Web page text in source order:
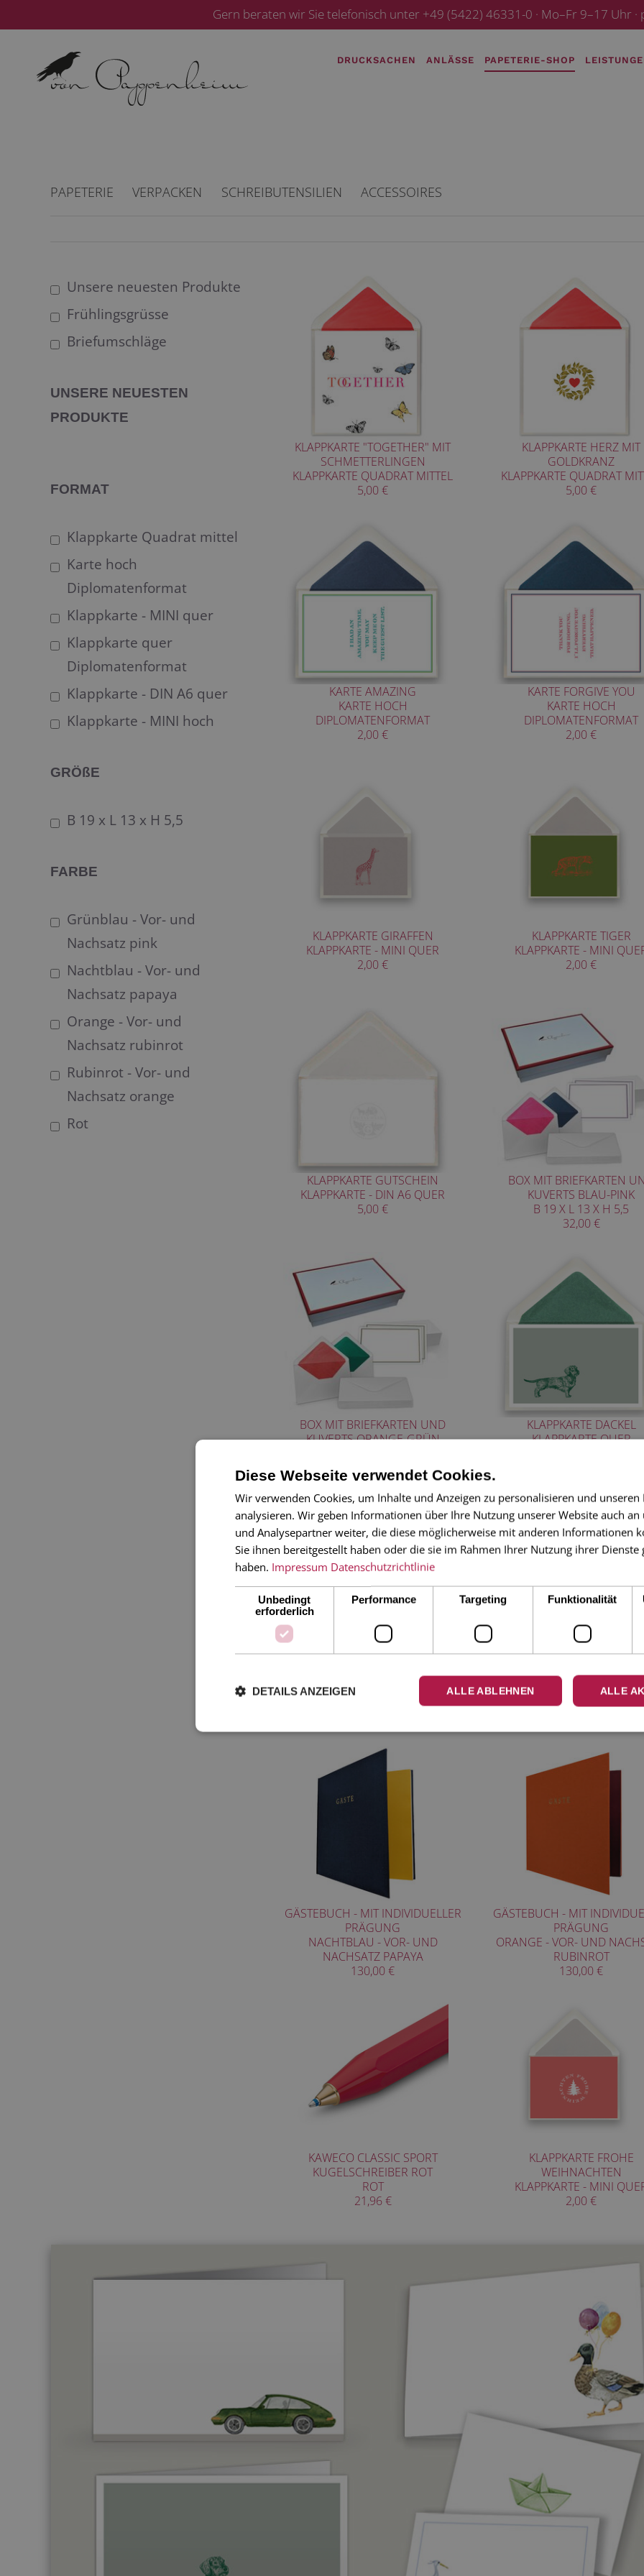
Inhalt
Gern beraten wir Sie telefonisch unter +49 (5422) 46331-0 · Mo–Fr 9–17 Uhr
DRUCKSACHEN ANLÄSSE PAPETERIE-SHOP
PAPETERIE VERPACKEN SCHREIBUTENSILIEN ACCESSOIRES
Unsere neuesten Produkte
Frühlingsgrüsse
Briefumschläge
UNSERE NEUESTEN
PRODUKTE
FORMAT
Klappkarte Quadrat mittel
Karte hoch
Diplomatenformat
Klappkarte - MINI quer
Klappkarte quer
Diplomatenformat
Klappkarte - DIN A6 quer
Klappkarte - MINI hoch
GRÖßE
B 19 x L 13 x H 5,5
FARBE
Grünblau - Vor- und
Nachsatz pink
Nachtblau - Vor- und
Nachsatz papaya
Orange - Vor- und
Nachsatz rubinrot
Rubinrot - Vor- und
Nachsatz orange
Rot
KLAPPKARTE "TOGETHER" MIT
SCHMETTERLINGEN
KLAPPKARTE QUADRAT MITTEL
5,00 €
KLAPPKARTE HERZ MIT
GOLDKRANZ
KLAPPKARTE QUADRAT
5,00 €
KARTE AMAZING
KARTE HOCH
DIPLOMATENFORMAT
2,00 €
KARTE FORGIVE YOU
KARTE HOCH
DIPLOMATENFORMAT
2,00 €
KLAPPKARTE GIRAFFEN
KLAPPKARTE - MINI QUER
2,00 €
KLAPPKARTE TIGER
KLAPPKARTE - MINI
2,00 €
KLAPPKARTE GUTSCHEIN
KLAPPKARTE - DIN A6 QUER
5,00 €
BOX MIT BRIEFKARTEN
KUVERTS BLAU-PINK
B 19 X L 13 X H 5,5
32,00 €
BOX MIT BRIEFKARTEN UND
KUVERTS ORANGE-GRÜN
KLAPPKARTE DACKEL
KLAPPKARTE QUER
KLAPPKARTE QUER
DIPLOMATENFORMAT
KLAPPKARTE QUER
DIPLOMATENFORMAT
3,00 €
GÄSTEBUCH - MIT INDIVIDUELLER
PRÄGUNG
NACHTBLAU - VOR- UND
NACHSATZ PAPAYA
130,00 €
GÄSTEBUCH - MIT
PRÄGUNG
ORANGE - VOR- UND
RUBINROT
130,00 €
KAWECO CLASSIC SPORT
KUGELSCHREIBER ROT
ROT
21,96 €
KLAPPKARTE FROHE
WEIHNACHTEN
KLAPPKARTE - MINI
2,00 €
Diese Webseite verwendet Cookies.
Wir verwenden Cookies, um Inhalte und Anzeigen zu personalisieren und unseren
analysieren. Wir geben Informationen über Ihre Nutzung unserer Website auch an
und Analysepartner weiter, die diese möglicherweise mit anderen Informationen
Sie ihnen bereitgestellt haben oder die sie im Rahmen Ihrer Nutzung ihrer Dienste
haben. Impressum Datenschutzrichtlinie
Unbedingt
erforderlich
Performance Targeting Funktionalität
ALLE
ALLE ABLEHNEN
DETAILS ANZEIGEN